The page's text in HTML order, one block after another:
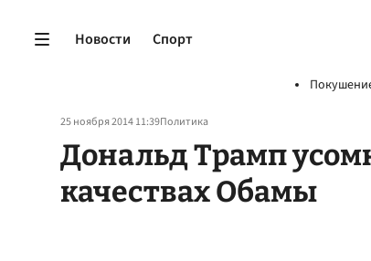
Новости Спорт
25 ноября 2014 11:39Политика
Дональд Трамп
качествах Обамы